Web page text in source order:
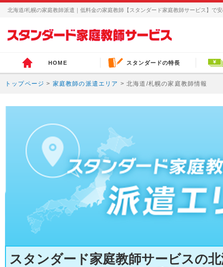
北海道/札幌の家庭教師派遣｜低料金の家庭教師【スタンダード家庭教師サービス】で
HOME スタンダードの特長
トップページ > 家庭教師の派遣エリア > 北海道/札幌の家庭教師情報
スタンダード家庭教師サービスの